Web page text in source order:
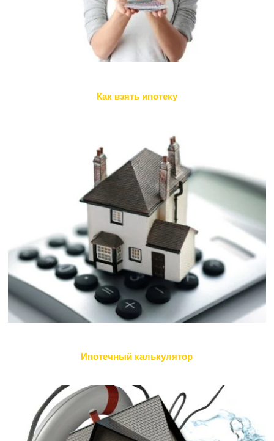
Как взять ипотеку
Ипотечный калькулятор